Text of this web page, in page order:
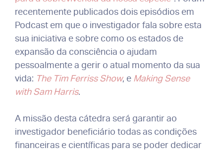
recentemente publicados dois episódios em
Podcast em que o investigador fala sobre esta
sua iniciativa e sobre como os estados de
expansão da consciência o ajudam
pessoalmente a gerir o atual momento da sua
vida: The Tim Ferriss Show, e Making Sense
with Sam Harris.
A missão desta cátedra será garantir ao
investigador beneficiário todas as condições
financeiras e científicas para se poder dedicar